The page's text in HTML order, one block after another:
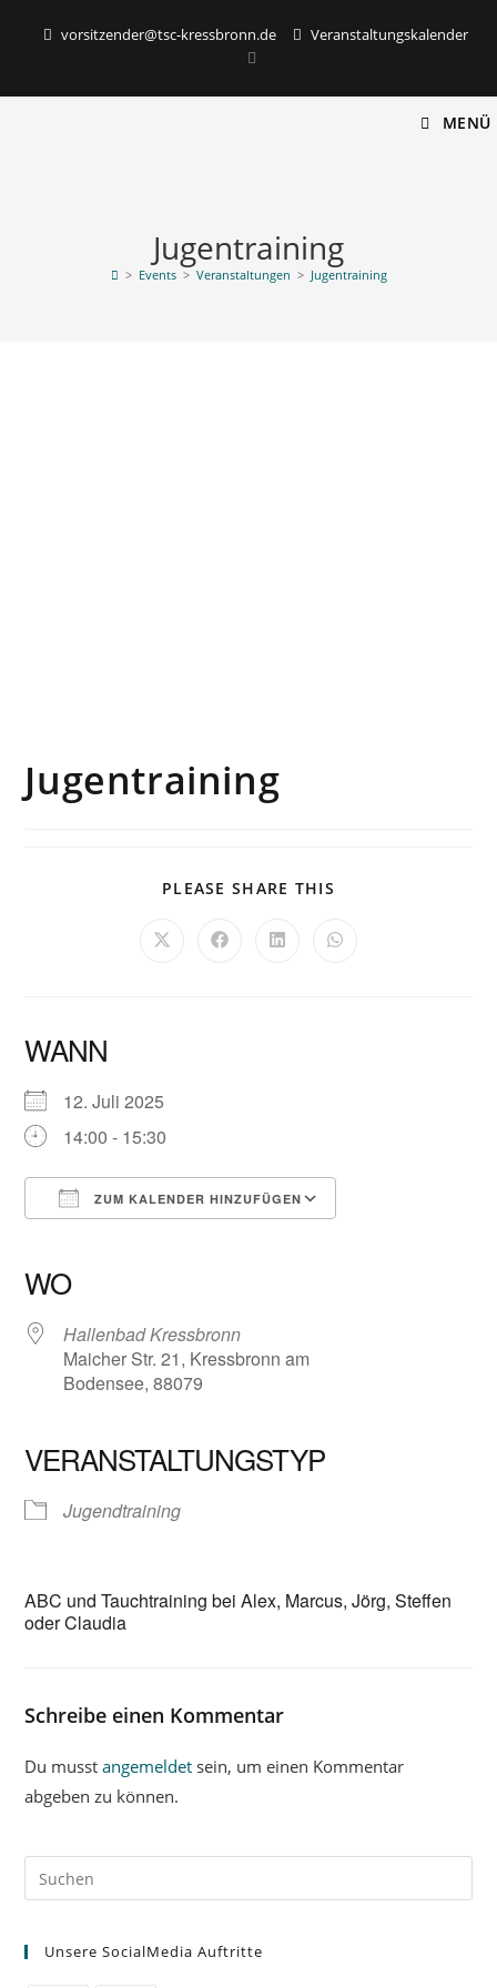
vorsitzender@tsc-kressbronn.de Veranstaltungskalender
MENÜ
Jugentraining
> Events > Veranstaltungen > Jugentraining
Jugentraining
PLEASE SHARE THIS
WANN
12. Juli 2025
14:00 - 15:30
ZUM KALENDER HINZUFÜGEN
WO
Hallenbad Kressbronn
Maicher Str. 21, Kressbronn am
Bodensee, 88079
VERANSTALTUNGSTYP
Jugendtraining
ABC und Tauchtraining bei Alex, Marcus, Jörg, Steffen
oder Claudia
Schreibe einen Kommentar
Du musstangemeldet sein, um einen Kommentar
abgeben zu können.
Unsere SocialMedia Auftritte